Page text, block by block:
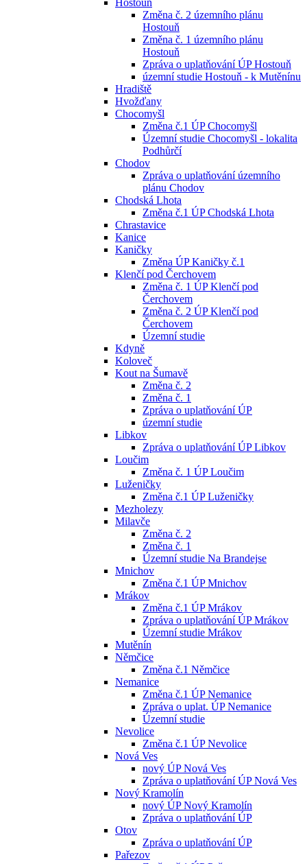
Hostouň
Změna č. 2 územního plánu
Hostouň
Změna č. 1 územního plánu
Hostouň
Zpráva o uplatňování ÚP Hostouň
územní studie Hostouň - k Mutěnínu
Hradiště
Hvožďany
Chocomyšl
Změna č.1 ÚP Chocomyšl
Územní studie Chocomyšl - lokalita
Podhůrčí
Chodov
Zpráva o uplatňování územního
plánu Chodov
Chodská Lhota
Změna č.1 ÚP Chodská Lhota
Chrastavice
Kanice
Kaničky
Změna ÚP Kaničky č.1
Klenčí pod Čerchovem
Změna č. 1 ÚP Klenčí pod
Čerchovem
Změna č. 2 ÚP Klenčí pod
Čerchovem
Územní studie
Kdyně
Koloveč
Kout na Šumavě
Změna č. 2
Změna č. 1
Zpráva o uplatňování ÚP
územní studie
Libkov
Zpráva o uplatňování ÚP Libkov
Loučim
Změna č. 1 ÚP Loučim
Luženičky
Změna č.1 ÚP Luženičky
Mezholezy
Milavče
Změna č. 2
Změna č. 1
Územní studie Na Brandejse
Mnichov
Změna č.1 ÚP Mnichov
Mrákov
Změna č.1 ÚP Mrákov
Zpráva o uplatňování ÚP Mrákov
Územní studie Mrákov
Mutěnín
Němčice
Změna č.1 Němčice
Nemanice
Změna č.1 ÚP Nemanice
Zpráva o uplat. ÚP Nemanice
Územní studie
Nevolice
Změna č.1 ÚP Nevolice
Nová Ves
nový ÚP Nová Ves
Zpráva o uplatňování ÚP Nová Ves
Nový Kramolín
nový ÚP Nový Kramolín
Zpráva o uplatňování ÚP
Otov
Zpráva o uplatňování ÚP
Pařezov